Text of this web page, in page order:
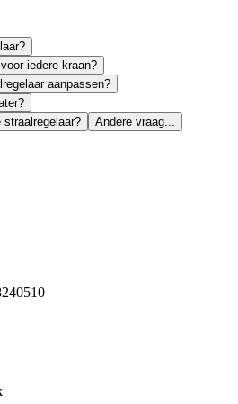
iedere kraan?
aanpassen?
Andere vraag...